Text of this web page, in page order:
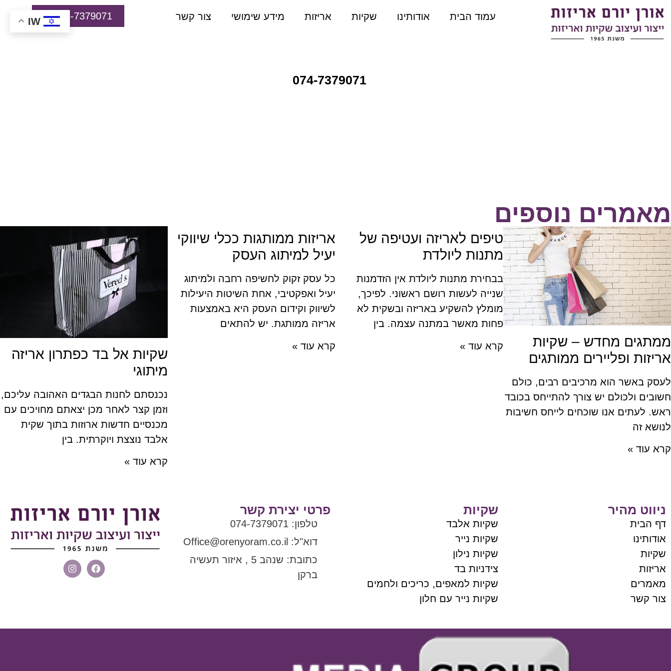
עמוד הבית אודותינו שקיות אריזות מידע שימושי צור קשר 074-7379071
074-7379071
מאמרים נוספים
ממתגים מחדש – שקיות
אריזות ופליירים ממותגים
לעסק באשר הוא מרכיבים רבים, כולם
חשובים ולכולם יש צורך להתייחס בכובד
ראש. לעתים אנו שוכחים לייחס חשיבות
לנושא זה
קרא עוד »
טיפים לאריזה ועטיפה של
מתנות ליולדת
בבחירת מתנות ליולדת אין הזדמנות
שנייה לעשות רושם ראשוני. לפיכך,
מומלץ להשקיע באריזה ובשקית לא
פחות מאשר במתנה עצמה. בין
קרא עוד »
אריזות ממותגות ככלי שיווקי
יעיל למיתוג העסק
כל עסק זקוק לחשיפה רחבה ולמיתוג
יעיל ואפקטיבי, אחת השיטות היעילות
לשיווק וקידום העסק היא באמצעות
אריזה ממותגת. יש להתאים
קרא עוד »
שקיות אל בד כפתרון אריזה
מיתוגי
נכנסתם לחנות הבגדים האהובה עליכם,
וזמן קצר לאחר מכן יצאתם מחויכים עם
מכנסיים חדשות ארוזות בתוך שקית
אלבד נוצצת ויוקרתית. בין
קרא עוד »
ניווט מהיר
דף הבית
אודותינו
שקיות
אריזות
מאמרים
צור קשר
שקיות
שקיות אלבד
שקיות נייר
שקיות נילון
צידניות בד
שקיות למאפים, כריכים ולחמים
שקיות נייר עם חלון
פרטי יצירת קשר
טלפון: 074-7379071
דוא"ל: Office@orenyoram.co.il
כתובת: שנהב 5 , איזור תעשיה
ברקן
IW